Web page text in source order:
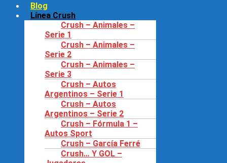
Blog
Línea Crush
Crush – Animales –
Serie 1
Crush – Animales –
Serie 2
Crush – Animales –
Serie 3
Crush – Autos
Argentinos – Serie 1
Crush – Autos
Argentinos – Serie 2
Crush – Fórmula 1 –
Autos Sport
Crush – García Ferré
Crush… Y GOL –